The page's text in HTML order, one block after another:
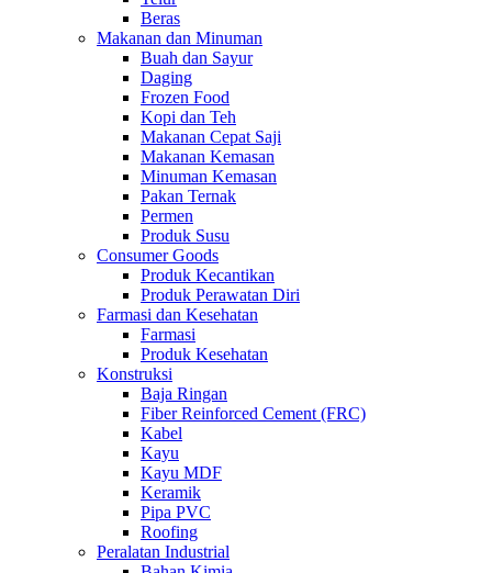
Beras
Makanan dan Minuman
Buah dan Sayur
Daging
Frozen Food
Kopi dan Teh
Makanan Cepat Saji
Makanan Kemasan
Minuman Kemasan
Pakan Ternak
Permen
Produk Susu
Consumer Goods
Produk Kecantikan
Produk Perawatan Diri
Farmasi dan Kesehatan
Farmasi
Produk Kesehatan
Konstruksi
Baja Ringan
Fiber Reinforced Cement (FRC)
Kabel
Kayu
Kayu MDF
Keramik
Pipa PVC
Roofing
Peralatan Industrial